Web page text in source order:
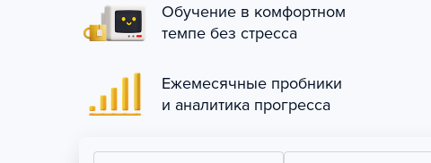
Обучение в комфортном
темпе без стресса
Ежемесячные пробники
и аналитика прогресса